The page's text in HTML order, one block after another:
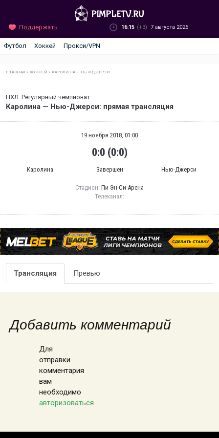
Поддержать 16:15 (+3) 7 августа 2026
Футбол Хоккей Прокси/VPN
ГЛАВНАЯ »ХОККЕЙ » КАРОЛИНА — НЬЮ-ДЖЕРСИ
НХЛ. Регулярный чемпионат
Каролина — Нью-Джерси: прямая трансляция
Каролина
19 ноября 2018, 01:00
0:0 (0:0)
Завершен Нью-Джерси
Стадион: Пи-Эн-Си-Арена
Телеканал:
Трансляция Превью
Добавить комментарий
Для
отправки
комментария
вам
необходимо
авторизоваться.